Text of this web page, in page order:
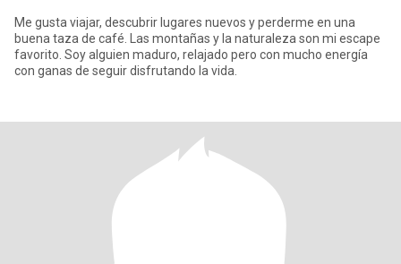
Me gusta viajar, descubrir lugares nuevos y perderme en una
buena taza de café. Las montañas y la naturaleza son mi escape
favorito. Soy alguien maduro, relajado pero con mucho energía
con ganas de seguir disfrutando la vida.